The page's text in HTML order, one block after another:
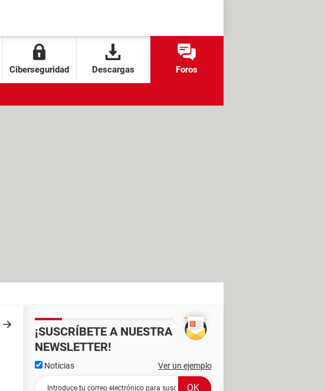
Ciberseguridad Descargas Foros
¡SUSCRÍBETE A NUESTRA
NEWSLETTER!
Noticias Ver un ejemplo